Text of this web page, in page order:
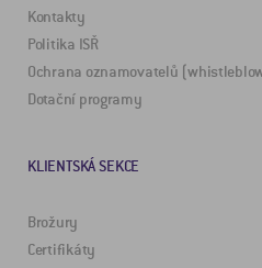
Kontakty
Politika ISŘ
Ochrana oznamovatelů
Dotační programy
KLIENTSKÁ SEKCE
Brožury
Certifikáty